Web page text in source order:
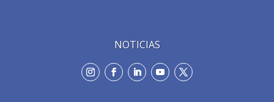
NOTICIAS